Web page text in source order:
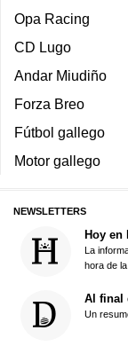
Opa Racing
CD Lugo
Andar Miudiño
Forza Breo
Fútbol gallego
Motor gallego
NEWSLETTERS
Hoy en
La
hora de
Al final
Un